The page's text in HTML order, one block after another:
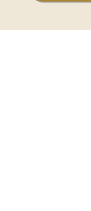
かかる税金や取引コス
にも注意が必要です。